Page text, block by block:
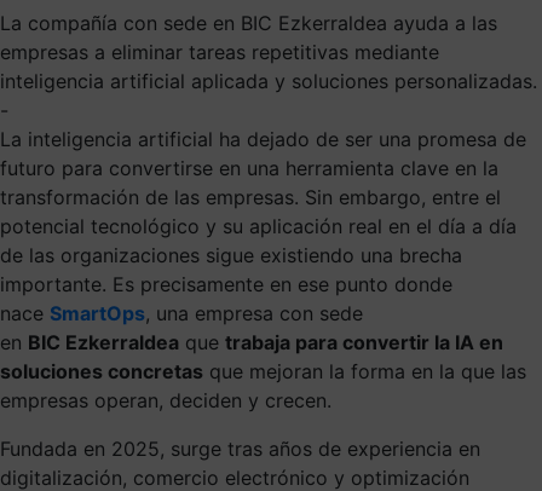
La compañía con sede en BIC Ezkerraldea ayuda a las
empresas a eliminar tareas repetitivas mediante
inteligencia artificial aplicada y soluciones personalizadas.
-
La inteligencia artificial ha dejado de ser una promesa de
futuro para convertirse en una herramienta clave en la
transformación de las empresas. Sin embargo, entre el
potencial tecnológico y su aplicación real en el día a día
de las organizaciones sigue existiendo una brecha
importante. Es precisamente en ese punto donde
nace SmartOps, una empresa con sede
en BIC Ezkerraldea que trabaja para convertir la IA en
soluciones concretas que mejoran la forma en la que las
empresas operan, deciden y crecen.
Fundada en 2025, surge tras años de experiencia en
digitalización, comercio electrónico y optimización